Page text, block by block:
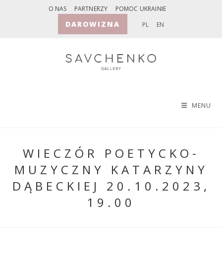
O NAS PARTNERZY POMOC UKRAINIE
DAROWIZNA PL EN
MENU
WIECZÓR POETYCKO-
MUZYCZNY KATARZYNY
DĄBECKIEJ 20.10.2023,
19.00